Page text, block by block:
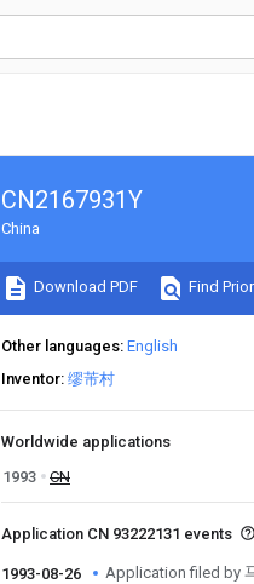
CN2167931Y
China
Download PDF Find
Other languages English
Inventor 缪芾村
Worldwide applications
1993
CN
Application CN 93222131 events
1993-08-26 Application filed by